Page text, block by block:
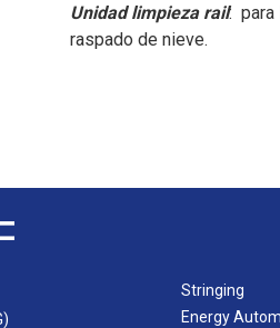
Unidad limpieza rail: para
raspado de nieve.
Stringing
Energy